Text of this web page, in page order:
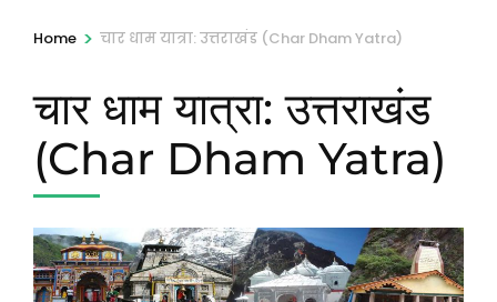
Home > चार धाम यात्रा: उत्तराखंड (Char Dham Yatra)
चार धाम यात्रा: उत्तराखंड
(Char Dham Yatra)